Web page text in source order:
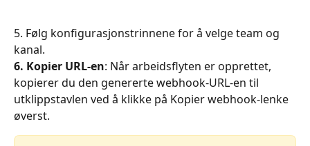
5. Følg konfigurasjonstrinnene for å velge team og
kanal.
6. Kopier URL-en: Når arbeidsflyten er opprettet,
kopierer du den genererte webhook-URL-en til
utklippstavlen ved å klikke på Kopier webhook-lenke
øverst.